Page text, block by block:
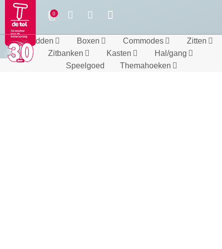
Bedden Boxen Commodes
Zitten
Zitbanken
Kasten
Hal/gang
Speelgoed
Themahoeken